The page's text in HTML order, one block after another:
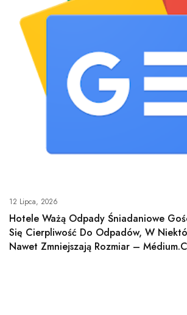
12 Lipca, 2026
Hotele Ważą Odpady Śniadaniowe
Się Cierpliwość Do Odpadów, W
Nawet Zmniejszają Rozmiar –